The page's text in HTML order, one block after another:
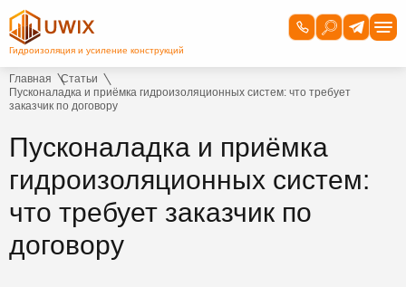
Главная
Статьи
Пусконаладка и приёмка гидроизоляционных систем: что требует
заказчик по договору
Пусконаладка и приёмка
гидроизоляционных систем:
что требует заказчик по
договору